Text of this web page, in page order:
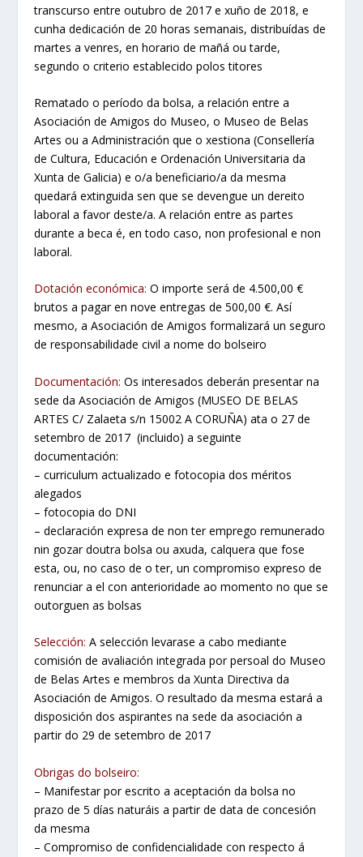
transcurso entre outubro de 2017 e xuño de 2018, e
cunha dedicación de 20 horas semanais, distribuídas de
martes a venres, en horario de mañá ou tarde,
segundo o criterio establecido polos titores
Rematado o período da bolsa, a relación entre a
Asociación de Amigos do Museo, o Museo de Belas
Artes ou a Administración que o xestiona (Consellería
de Cultura, Educación e Ordenación Universitaria da
Xunta de Galicia) e o/a beneficiario/a da mesma
quedará extinguida sen que se devengue un dereito
laboral a favor deste/a. A relación entre as partes
durante a beca é, en todo caso, non profesional e non
laboral.
Dotación económica: O importe será de 4.500,00 €
brutos a pagar en nove entregas de 500,00 €. Así
mesmo, a Asociación de Amigos formalizará un seguro
de responsabilidade civil a nome do bolseiro
Documentación: Os interesados deberán presentar na
sede da Asociación de Amigos (MUSEO DE BELAS
ARTES C/ Zalaeta s/n 15002 A CORUÑA) ata o 27 de
setembro de 2017 (incluido) a seguinte
documentación:
– curriculum actualizado e fotocopia dos méritos
alegados
– fotocopia do DNI
– declaración expresa de non ter emprego remunerado
nin gozar doutra bolsa ou axuda, calquera que fose
esta, ou, no caso de o ter, un compromiso expreso de
renunciar a el con anterioridade ao momento no que se
outorguen as bolsas
Selección: A selección levarase a cabo mediante
comisión de avaliación integrada por persoal do Museo
de Belas Artes e membros da Xunta Directiva da
Asociación de Amigos. O resultado da mesma estará a
disposición dos aspirantes na sede da asociación a
partir do 29 de setembro de 2017
Obrigas do bolseiro:
– Manifestar por escrito a aceptación da bolsa no
prazo de 5 días naturáis a partir de data de concesión
da mesma
– Compromiso de confidencialidade con respecto á